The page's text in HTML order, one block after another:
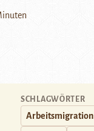
SCHLAGWÖRTER
Arbeitsmigration